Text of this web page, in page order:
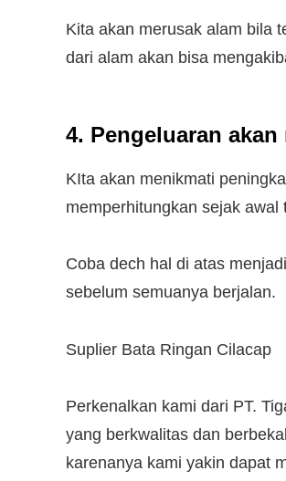
Kita akan merusak alam bila
dari alam akan bisa
4. Pengeluaran akan
KIta akan menikmati
memperhitungkan sejak
Coba dech hal di atas
sebelum semuanya berjalan.
Suplier Bata Ringan Cilacap
Perkenalkan kami dari PT.
yang berkwalitas dan
karenanya kami yakin dapat